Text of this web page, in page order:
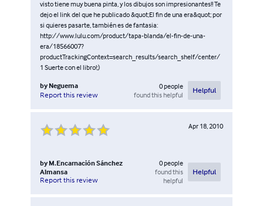
visto tiene muy buena pinta, y los dibujos son impresionantes!! Te
dejo el link del que he publicado &quot;El fin de una era&quot; por
si quieres pasarte, también es de fantasia:
http://www.lulu.com/product/tapa-blanda/el-fin-de-una-
era/18566007?
productTrackingContext=search_results/search_shelf/center/
1 Suerte con el libro!;)
by Neguema
Report this review
0people
found this helpful
Helpful
Apr 18, 2010
by M.Encarnación Sánchez
Almansa
Report this review
0people
found this
helpful
Helpful